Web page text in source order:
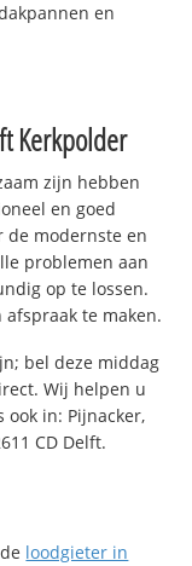
en
Kerkpolder
zijn hebben
en goed
de modernste en
problemen aan
op te lossen.
te maken.
bel deze middag
Wij helpen u
ook in: Pijnacker,
CD Delft.
loodgieter in